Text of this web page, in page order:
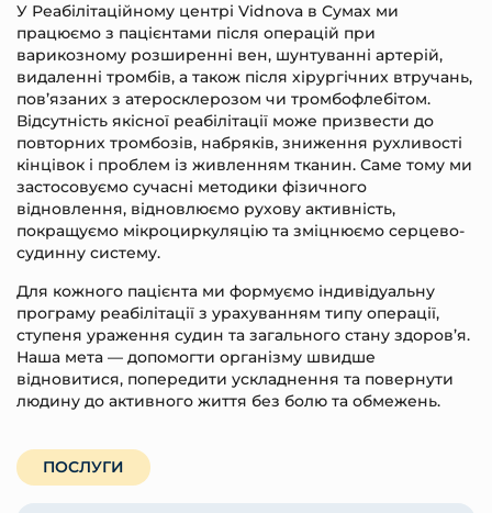
У Реабілітаційному центрі Vidnova в Сумах ми
працюємо з пацієнтами після операцій при
варикозному розширенні вен, шунтуванні артерій,
видаленні тромбів, а також після хірургічних втручань,
пов’язаних з атеросклерозом чи тромбофлебітом.
Відсутність якісної реабілітації може призвести до
повторних тромбозів, набряків, зниження рухливості
кінцівок і проблем із живленням тканин. Саме тому ми
застосовуємо сучасні методики фізичного
відновлення, відновлюємо рухову активність,
покращуємо мікроциркуляцію та зміцнюємо серцево-
судинну систему.
Для кожного пацієнта ми формуємо індивідуальну
програму реабілітації з урахуванням типу операції,
ступеня ураження судин та загального стану здоров’я.
Наша мета — допомогти організму швидше
відновитися, попередити ускладнення та повернути
людину до активного життя без болю та обмежень.
ПОСЛУГИ